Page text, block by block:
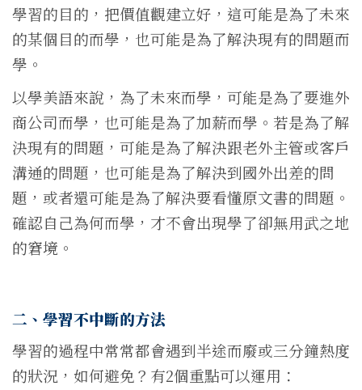
學習的目的，把價值觀建立好，這可能是為了未來
的某個目的而學，也可能是為了解決現有的問題而
學。
以學美語來說，為了未來而學，可能是為了要進外
商公司而學，也可能是為了加薪而學。若是為了解
決現有的問題，可能是為了解決跟老外主管或客戶
溝通的問題，也可能是為了解決到國外出差的問
題，或者還可能是為了解決要看懂原文書的問題。
確認自己為何而學，才不會出現學了卻無用武之地
的窘境。
二、學習不中斷的方法
學習的過程中常常都會遇到半途而廢或三分鐘熱度
的狀況，如何避免？有2個重點可以運用：